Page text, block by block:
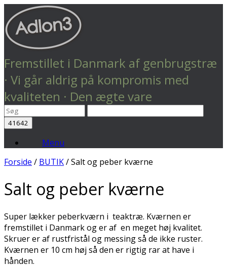
Fremstillet i Danmark af genbrugstræ
· Vi går aldrig på kompromis med
kvaliteten · Den ægte vare
Menu
Forside / BUTIK/ Salt og peber kværne
Salt og peber kværne
Super lækker peberkværn i teaktræ. Kværnen er
fremstillet i Danmark og er af en meget høj kvalitet.
Skruer er af rustfristål og messing så de ikke ruster.
Kværnen er 10 cm høj så den er rigtig rar at have i
hånden.